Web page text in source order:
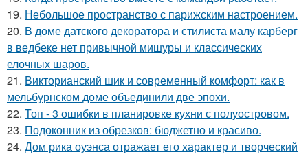
19. Небольшое пространство с парижским настроением.
20. В доме датского декоратора и стилиста малу карберг
в ведбеке нет привычной мишуры и классических
елочных шаров.
21. Викторианский шик и современный комфорт: как в
мельбурнском доме объединили две эпохи.
22. Топ - 3 ошибки в планировке кухни с полуостровом.
23. Подоконник из обрезков: бюджетно и красиво.
24. Дом рика оуэнса отражает его характер и творческий